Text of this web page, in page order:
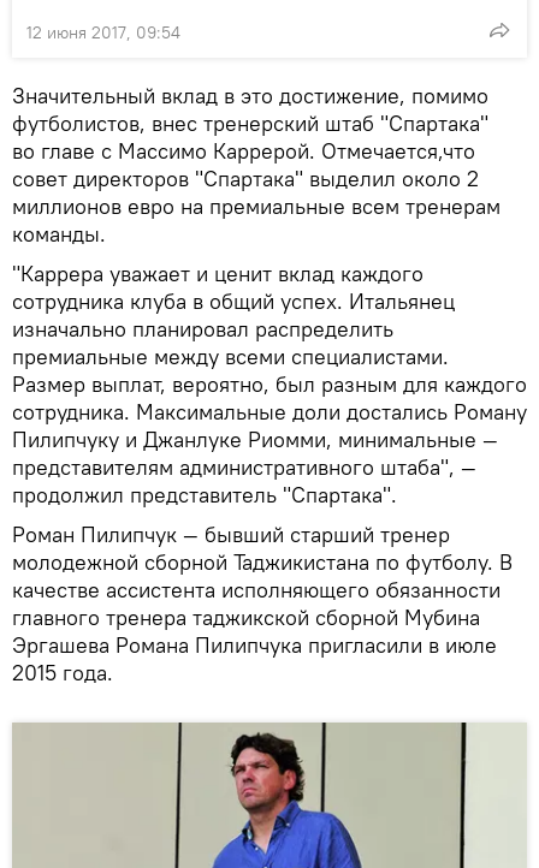
12 июня 2017, 09:54
Значительный вклад в это достижение, помимо
футболистов, внес тренерский штаб "Спартака"
во главе с Массимо Каррерой. Отмечается,что
совет директоров "Спартака" выделил около 2
миллионов евро на премиальные всем тренерам
команды.
"Каррера уважает и ценит вклад каждого
сотрудника клуба в общий успех. Итальянец
изначально планировал распределить
премиальные между всеми специалистами.
Размер выплат, вероятно, был разным для каждого
сотрудника. Максимальные доли достались Роману
Пилипчуку и Джанлуке Риомми, минимальные —
представителям административного штаба", —
продолжил представитель "Спартака".
Роман Пилипчук — бывший старший тренер
молодежной сборной Таджикистана по футболу. В
качестве ассистента исполняющего обязанности
главного тренера таджикской сборной Мубина
Эргашева Романа Пилипчука пригласили в июле
2015 года.